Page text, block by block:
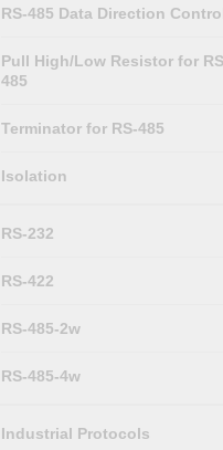
RS-485 Data Direction
Pull High/Low Resistor for
485
Terminator for RS-485
Isolation
RS-232
RS-422
RS-485-2w
RS-485-4w
Industrial Protocols